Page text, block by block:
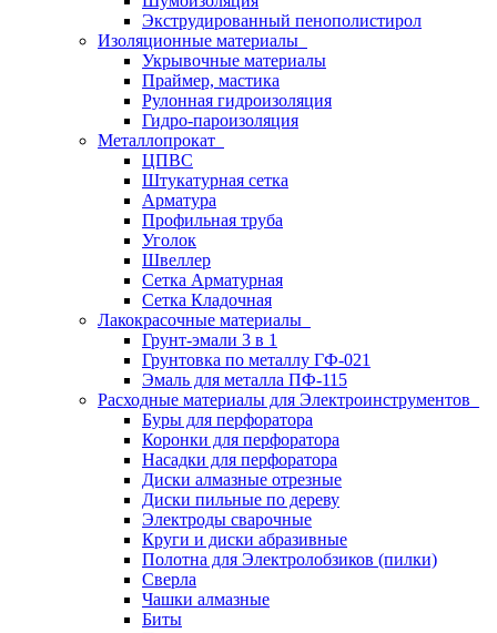
Экструдированный пенополистирол
Изоляционные материалы
Укрывочные материалы
Праймер, мастика
Рулонная гидроизоляция
Гидро-пароизоляция
Металлопрокат
ЦПВС
Штукатурная сетка
Арматура
Профильная труба
Уголок
Швеллер
Сетка Арматурная
Сетка Кладочная
Лакокрасочные материалы
Грунт-эмали 3 в 1
Грунтовка по металлу ГФ-021
Эмаль для металла ПФ-115
Расходные материалы для Электроинструментов
Буры для перфоратора
Коронки для перфоратора
Насадки для перфоратора
Диски алмазные отрезные
Диски пильные по дереву
Электроды сварочные
Круги и диски абразивные
Полотна для Электролобзиков (пилки)
Сверла
Чашки алмазные
Биты